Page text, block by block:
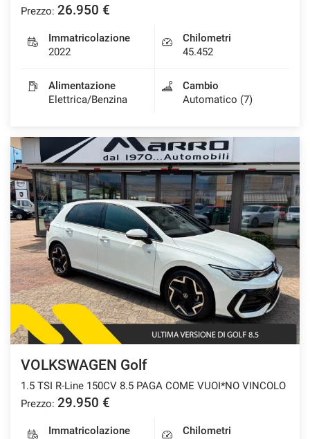
Prezzo: 26.950 €
Immatricolazione
2022
Chilometri
45.452
Alimentazione
Elettrica/Benzina
Cambio
Automatico (7)
VOLKSWAGEN Golf
1.5 TSI R-Line 150CV 8.5 PAGA COME VUOI*NO VINCOLO
Prezzo: 29.950 €
Immatricolazione
Chilometri